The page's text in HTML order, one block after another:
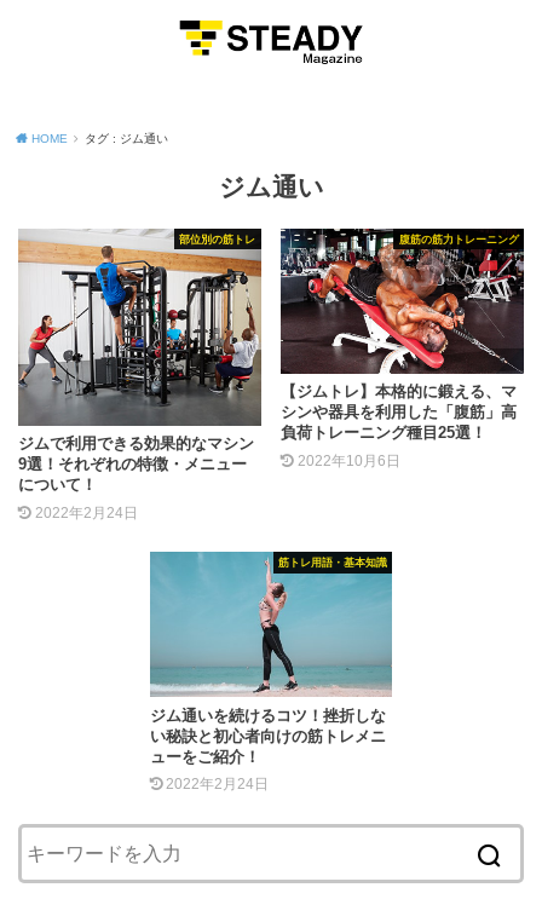
HOME タグ : ジム通い
ジム通い
部位別の筋トレ
ジムで利用できる効果的なマシン
9選！それぞれの特徴・メニュー
について！
2022年2月24日
腹筋の筋力トレーニング
【ジムトレ】本格的に鍛える、マ
シンや器具を利用した「腹筋」高
負荷トレーニング種目25選！
2022年10月6日
筋トレ用語・基本知識
ジム通いを続けるコツ！挫折しな
い秘訣と初心者向けの筋トレメニ
ューをご紹介！
2022年2月24日